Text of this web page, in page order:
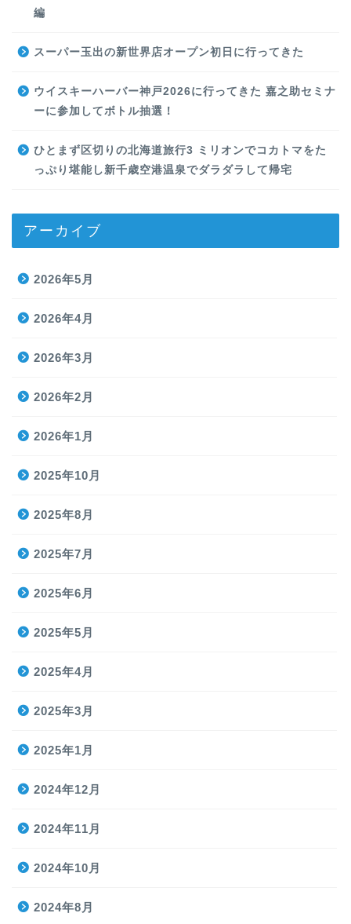
編
スーパー玉出の新世界店オープン初日に行ってきた
ウイスキーハーバー神戸2026に行ってきた 嘉之助セミナ
ーに参加してボトル抽選！
ひとまず区切りの北海道旅行3 ミリオンでコカトマをた
っぷり堪能し新千歳空港温泉でダラダラして帰宅
アーカイブ
2026年5月
2026年4月
2026年3月
2026年2月
2026年1月
2025年10月
2025年8月
2025年7月
2025年6月
2025年5月
2025年4月
2025年3月
2025年1月
2024年12月
2024年11月
2024年10月
2024年8月